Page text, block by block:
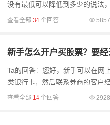
没有最低可以降低到多少的说法
多少，是需要您和证券公司线上
查看全部 34 个回答
新手怎么开户买股票？要
Ta的回答：您好，新手可以在网
类银行卡，然后联系券商的客户
反两面照片、进行风险测评，绑
查看全部 14 个回答